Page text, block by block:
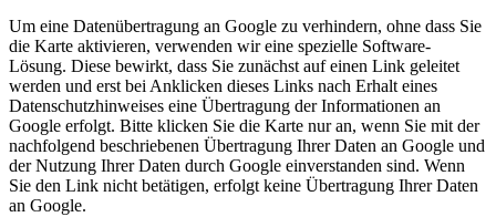
Um eine Datenübertragung an Google zu verhindern, ohne dass Sie
die Karte aktivieren, verwenden wir eine spezielle Software-
Lösung. Diese bewirkt, dass Sie zunächst auf einen Link geleitet
werden und erst bei Anklicken dieses Links nach Erhalt eines
Datenschutzhinweises eine Übertragung der Informationen an
Google erfolgt. Bitte klicken Sie die Karte nur an, wenn Sie mit der
nachfolgend beschriebenen Übertragung Ihrer Daten an Google und
der Nutzung Ihrer Daten durch Google einverstanden sind. Wenn
Sie den Link nicht betätigen, erfolgt keine Übertragung Ihrer Daten
an Google.